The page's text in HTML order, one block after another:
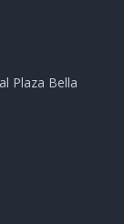
Plaza Bella